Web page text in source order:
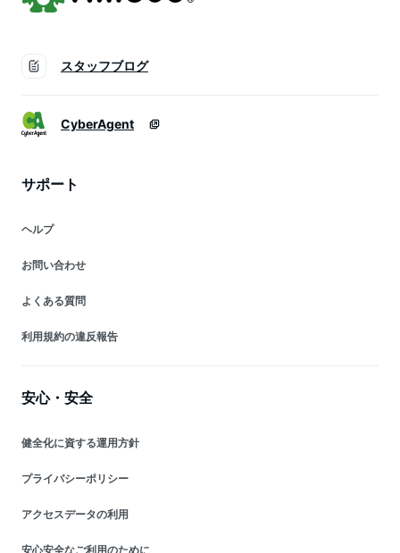
スタッフブログ
CyberAgent
サポート
ヘルプ
お問い合わせ
よくある質問
利用規約の違反報告
安心・安全
健全化に資する運用方針
プライバシーポリシー
アクセスデータの利用
安心安全なご利用のために